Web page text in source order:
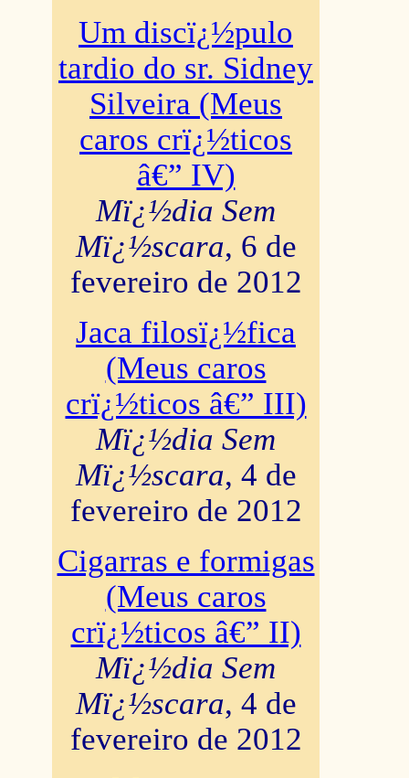
Um discï¿½pulo
tardio do sr. Sidney
Silveira (Meus
caros crï¿½ticos
â€” IV)
Mï¿½dia Sem
Mï¿½scara, 6 de
fevereiro de 2012
Jaca filosï¿½fica
(Meus caros
crï¿½ticos â€” III)
Mï¿½dia Sem
Mï¿½scara, 4 de
fevereiro de 2012
Cigarras e formigas
(Meus caros
crï¿½ticos â€” II)
Mï¿½dia Sem
Mï¿½scara, 4 de
fevereiro de 2012